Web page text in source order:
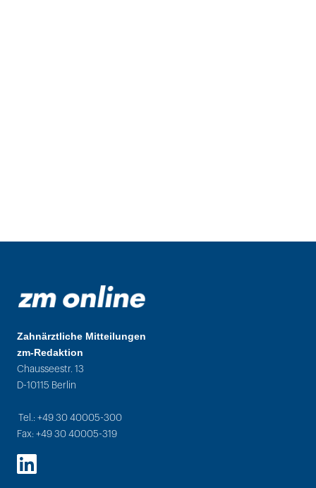
Zahnärztliche Mitteilungen
zm-Redaktion
Chausseestr. 13
D-10115 Berlin
Tel.: +49 30 40005-300
Fax: +49 30 40005-319
LinkedIn